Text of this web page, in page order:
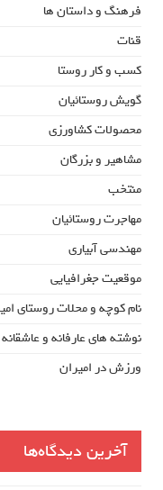
فرهنگ و داستان ها
قنات
کسب و کار روستا
گویش روستائیان
محصولات کشاورزی
مشاهیر و بزرگان
منتخب
مهاجرت روستائیان
مهندسی آبیاری
موقعیت جغرافیایی
نام کوچه و محلات روستای
نوشته های عارفانه و عاشقانه
ورزش در امیران
آخرین دیدگاه‌ها